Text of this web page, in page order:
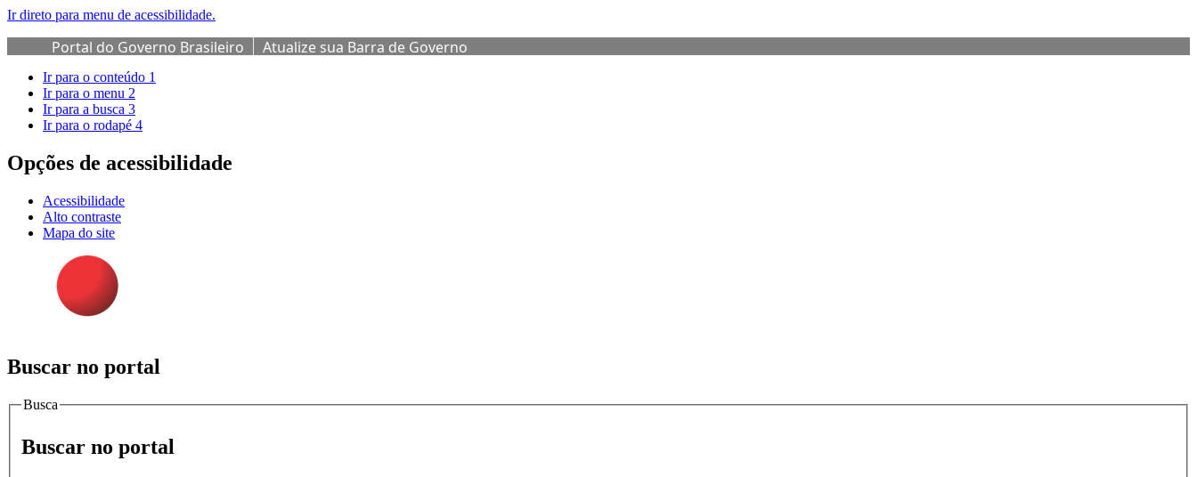
Ir direto para menu de acessibilidade.
Portal do Governo Brasileiro Atualize sua Barra de Governo
Ir para o conteúdo 1
Ir para o menu 2
Ir para a busca 3
Ir para o rodapé 4
Opções de acessibilidade
Acessibilidade
Alto contraste
Mapa do site
Buscar no portal
Busca
Buscar no portal